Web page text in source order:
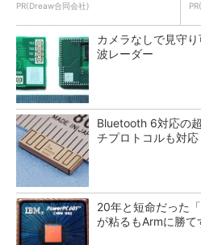
PR(Dreaw合同会社)
カメラなしで見守
波レーダー
Bluetooth 6対応の
チプロトコルも対応
20年と短命だった
が粘るもArmに勝て